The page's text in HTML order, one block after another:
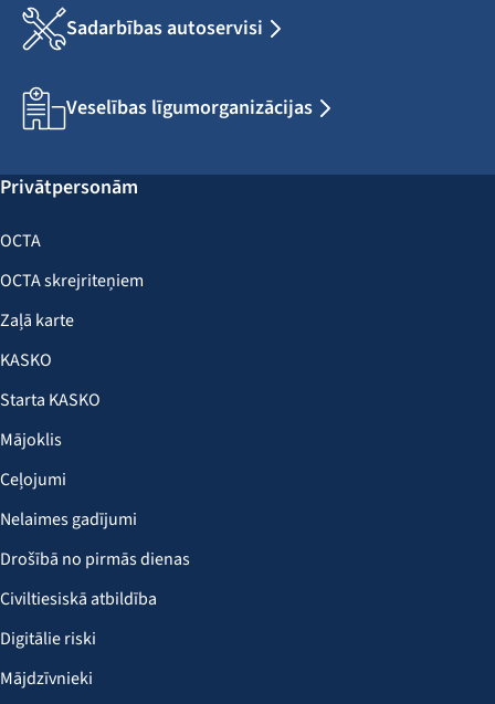
Sadarbības autoservisi
Veselības līgumorganizācijas
Privātpersonām
OCTA
OCTA skrejriteņiem
Zaļā karte
KASKO
Starta KASKO
Mājoklis
Ceļojumi
Nelaimes gadījumi
Drošībā no pirmās dienas
Civiltiesiskā atbildība
Digitālie riski
Mājdzīvnieki